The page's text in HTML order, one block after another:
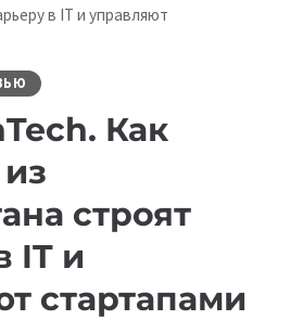
в IT и управляют
Как
строят
IT и
стартапами